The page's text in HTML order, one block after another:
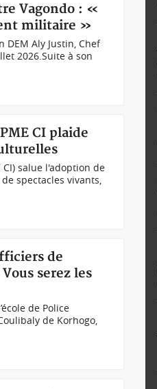
Vagondo : «
militaire »
DEM Aly Justin, Chef
2026.Suite à son
CI plaide
CI) salue l'adoption de
spectacles vivants,
de
serez les
de Police
de Korhogo,